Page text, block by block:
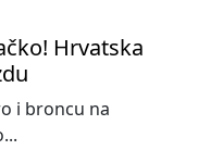
Hrvatska
i broncu na